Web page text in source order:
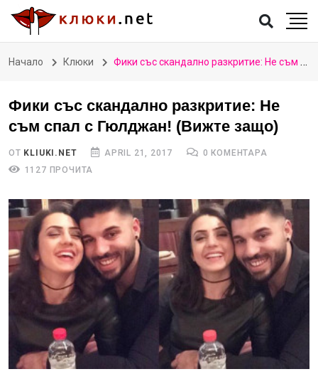
Начало Клюки Фики със скандално разкритие: Не съм спал с Гюлджан! (Вижте защо)
Фики със скандално разкритие: Не
съм спал с Гюлджан! (Вижте защо)
ОТ KLIUKI.NET APRIL 21, 2017
0 КОМЕНТАРА
1127 ПРОЧИТА